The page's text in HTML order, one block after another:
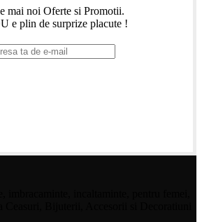
mai noi Oferte si Promotii.
e plin de surprize placute !